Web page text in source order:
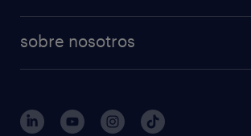
sobre nosotros